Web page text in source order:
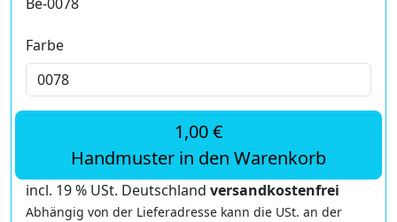
Farbe
1,00 €
Handmuster in den Warenkorb
incl. 19 % USt. Deutschland versandkostenfrei
Abhängig von der Lieferadresse kann die USt. an der